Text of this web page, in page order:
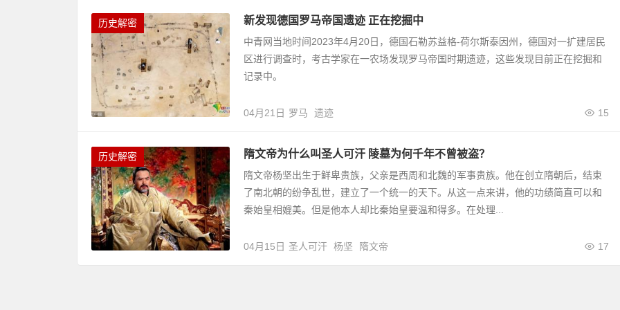
历史解密 新发现德国罗马帝国遗迹 正在挖掘中
中青网当地时间2023年4月20日，德国石勒苏益格-荷尔斯泰因州，德国对一扩建居民
区进行调查时，考古学家在一农场发现罗马帝国时期遗迹，这些发现目前正在挖掘和
记录中。
04月21日 15
罗马 遗迹
历史解密 隋文帝为什么叫圣人可汗 陵墓为何千年不曾被盗？
隋文帝杨坚出生于鲜卑贵族，父亲是西周和北魏的军事贵族。他在创立隋朝后，结束
了南北朝的纷争乱世，建立了一个统一的天下。从这一点来讲，他的功绩简直可以和
秦始皇相媲美。但是他本人却比秦始皇要温和得多。在处理...
04月15日 17
圣人可汗 杨坚 隋文帝